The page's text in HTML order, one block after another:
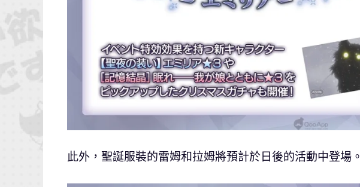
此外，聖誕服裝的雷姆和拉姆將預計於日後的活動中登場。